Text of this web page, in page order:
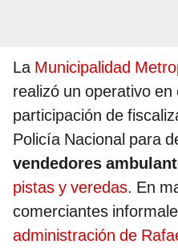
La Municipalidad
realizó un operativo
participación de
Policía Nacional para
vendedores
pistas y veredas. En
comerciantes
administración de